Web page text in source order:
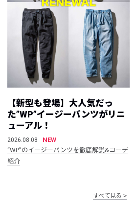
【新型も登場】大人気だっ
た”WP”イージーパンツがリニ
ューアル！
2026.08.08
NEW
“WP”のイージーパンツを徹底解説&コーデ
紹介
すべて見る